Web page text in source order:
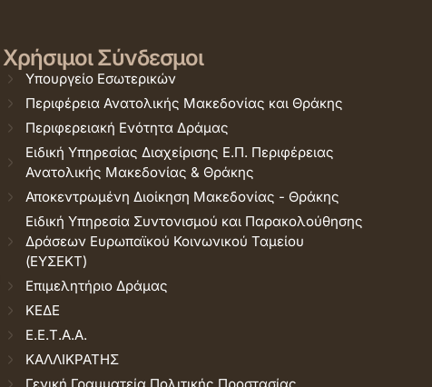
Χρήσιμοι Σύνδεσμοι
Υπουργείο Εσωτερικών
Περιφέρεια Ανατολικής Μακεδονίας και Θράκης
Περιφερειακή Ενότητα Δράμας
Ειδική Υπηρεσίας Διαχείρισης Ε.Π. Περιφέρειας
Ανατολικής Μακεδονίας & Θράκης
Αποκεντρωμένη Διοίκηση Μακεδονίας - Θράκης
Ειδική Υπηρεσία Συντονισμού και Παρακολούθησης
Δράσεων Ευρωπαϊκού Κοινωνικού Ταμείου
(ΕΥΣΕΚΤ)
Επιμελητήριο Δράμας
ΚΕΔΕ
Ε.Ε.Τ.Α.Α.
ΚΑΛΛΙΚΡΑΤΗΣ